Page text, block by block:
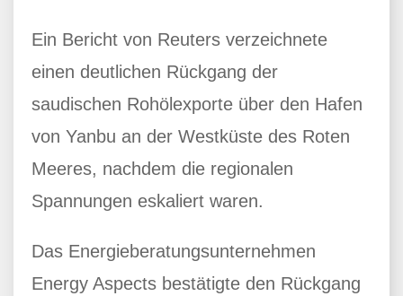
Ein Bericht von Reuters verzeichnete
einen deutlichen Rückgang der
saudischen Rohölexporte über den Hafen
von Yanbu an der Westküste des Roten
Meeres, nachdem die regionalen
Spannungen eskaliert waren.
Das Energieberatungsunternehmen
Energy Aspects bestätigte den Rückgang